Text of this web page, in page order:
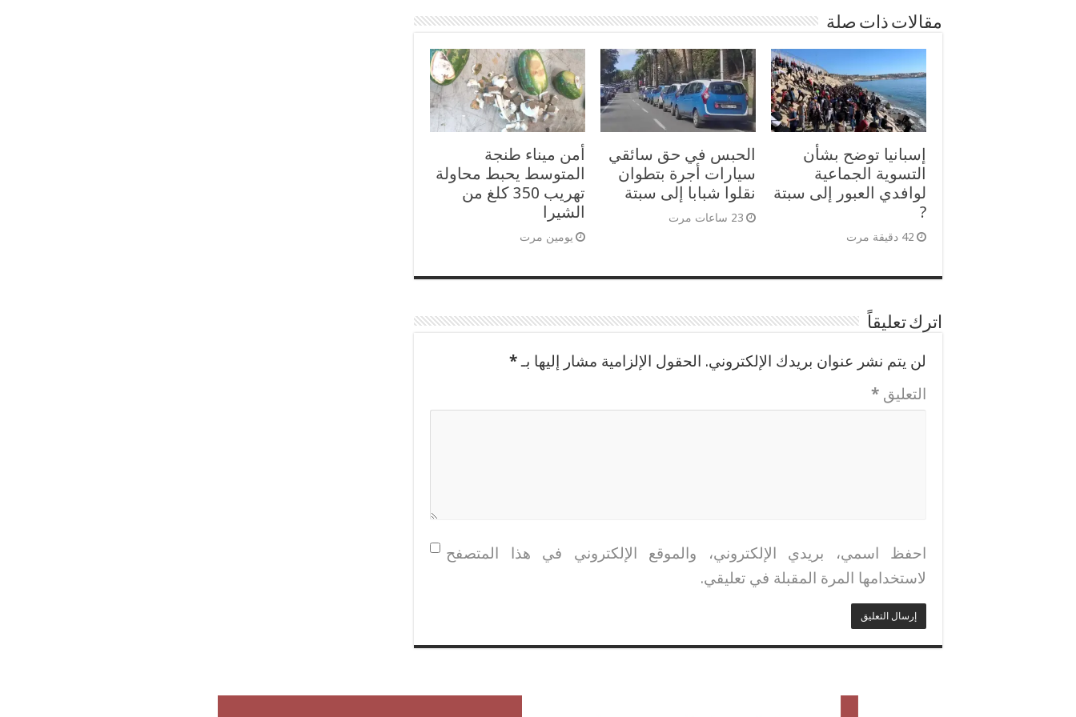
مقالات ذات صلة
إسبانيا توضح بشأن
التسوية الجماعية
لوافدي العبور إلى سبتة
?
42 دقيقة مرت
الحبس في حق سائقي
سيارات أجرة بتطوان
نقلوا شبابا إلى سبتة
23 ساعات مرت
أمن ميناء طنجة
المتوسط يحبط محاولة
تهريب 350 كلغ من
الشيرا
يومين مرت
اترك تعليقاً
لن يتم نشر عنوان بريدك الإلكتروني. الحقول الإلزامية مشار إليها بـ*
التعليق *
احفظ اسمي، بريدي الإلكتروني، والموقع الإلكتروني في هذا المتصفح
لاستخدامها المرة المقبلة في تعليقي.